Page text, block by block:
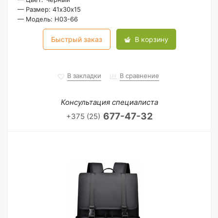
— Размер: 41х30х15
— Модель: H03-66
Быстрый заказ В корзину
В закладки В сравнение
Консультация специалиста
+375 (25) 677-47-32